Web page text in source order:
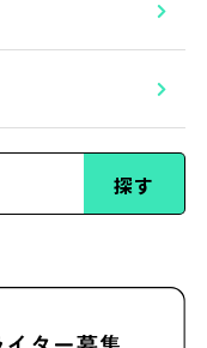
探す